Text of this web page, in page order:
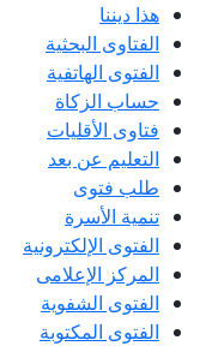
هذا ديننا
الفتاوى البحثية
الفتوى الهاتفية
حساب الزكاة
فتاوى الأقليات
التعليم عن بعد
طلب فتوى
تنمية الأسرة
الفتوى الإلكترونية
المركز الإعلامى
الفتوى الشفوية
الفتوى المكتوبة